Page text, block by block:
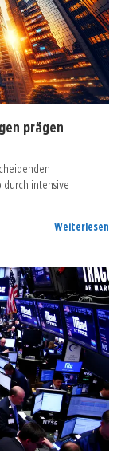
prägen
durch intensive
Weiterlesen